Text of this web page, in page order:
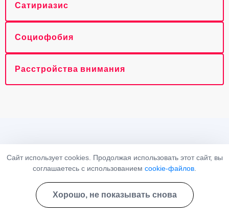
Сатириазис
Социофобия
Расстройства внимания
НАРКОЛОГ
ПСИХИАТР
Телефон
Сайт использует cookies. Продолжая использовать этот сайт, вы
соглашаетесь с использованием cookie-файлов
Хорошо, не показывать снова